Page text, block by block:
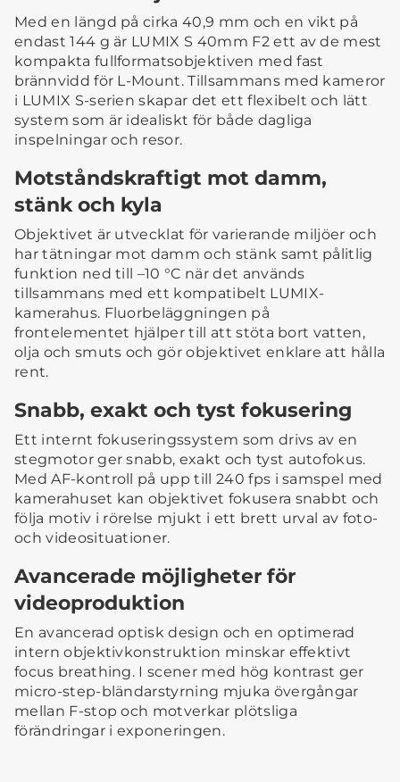
Med en längd på cirka 40,9 mm och en vikt på
endast 144 g är LUMIX S 40mm F2 ett av de mest
kompakta fullformatsobjektiven med fast
brännvidd för L-Mount. Tillsammans med kameror
i LUMIX S-serien skapar det ett flexibelt och lätt
system som är idealiskt för både dagliga
inspelningar och resor.
Motståndskraftigt mot damm,
stänk och kyla
Objektivet är utvecklat för varierande miljöer och
har tätningar mot damm och stänk samt pålitlig
funktion ned till –10 °C när det används
tillsammans med ett kompatibelt LUMIX-
kamerahus. Fluorbeläggningen på
frontelementet hjälper till att stöta bort vatten,
olja och smuts och gör objektivet enklare att hålla
rent.
Snabb, exakt och tyst fokusering
Ett internt fokuseringssystem som drivs av en
stegmotor ger snabb, exakt och tyst autofokus.
Med AF-kontroll på upp till 240 fps i samspel med
kamerahuset kan objektivet fokusera snabbt och
följa motiv i rörelse mjukt i ett brett urval av foto-
och videosituationer.
Avancerade möjligheter för
videoproduktion
En avancerad optisk design och en optimerad
intern objektivkonstruktion minskar effektivt
focus breathing. I scener med hög kontrast ger
micro-step-bländarstyrning mjuka övergångar
mellan F-stop och motverkar plötsliga
förändringar i exponeringen.